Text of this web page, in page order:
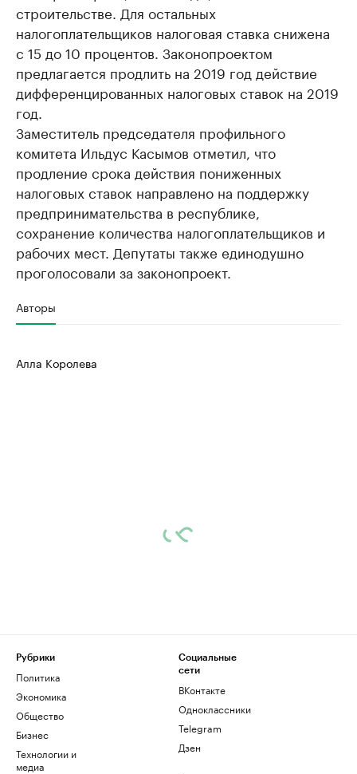
строительстве. Для остальных
налогоплательщиков налоговая ставка снижена
с 15 до 10 процентов. Законопроектом
предлагается продлить на 2019 год действие
дифференцированных налоговых ставок на 2019
год.
Заместитель председателя профильного
комитета Ильдус Касымов отметил, что
продление срока действия пониженных
налоговых ставок направлено на поддержку
предпринимательства в республике,
сохранение количества налогоплательщиков и
рабочих мест. Депутаты также единодушно
проголосовали за законопроект.
Авторы
Алла Королева
Рубрики
Политика
Экономика
Общество
Бизнес
Технологии и
медиа
Социальные
сети
ВКонтакте
Одноклассники
Telegram
Дзен